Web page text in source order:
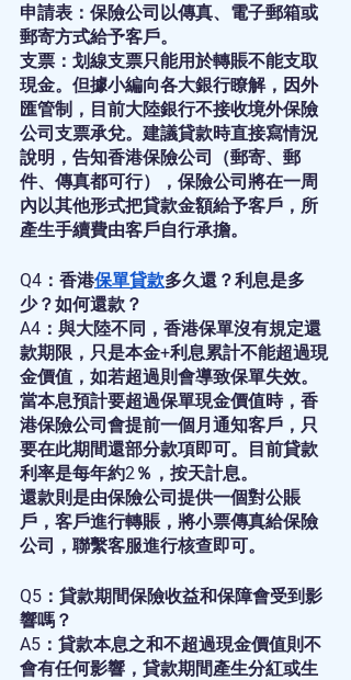
申請表：保險公司以傳真、電子郵箱或
郵寄方式給予客戶。
支票：划線支票只能用於轉賬不能支取
現金。但據小編向各大銀行瞭解，因外
匯管制，目前大陸銀行不接收境外保險
公司支票承兌。建議貸款時直接寫情況
說明，告知香港保險公司（郵寄、郵
件、傳真都可行），保險公司將在一周
內以其他形式把貸款金額給予客戶，所
產生手續費由客戶自行承擔。
Q4：香港保單貸款多久還？利息是多
少？如何還款？
A4：與大陸不同，香港保單沒有規定還
款期限，只是本金+利息累計不能超過現
金價值，如若超過則會導致保單失效。
當本息預計要超過保單現金價值時，香
港保險公司會提前一個月通知客戶，只
要在此期間還部分款項即可。目前貸款
利率是每年約2％，按天計息。
還款則是由保險公司提供一個對公賬
戶，客戶進行轉賬，將小票傳真給保險
公司，聯繫客服進行核查即可。
Q5：貸款期間保險收益和保障會受到影
響嗎？
A5：貸款本息之和不超過現金價值則不
會有任何影響，貸款期間產生分紅或生